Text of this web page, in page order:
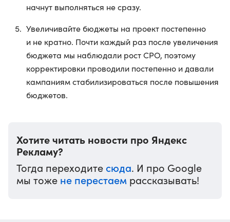
начнут выполняться не сразу.
Увеличивайте бюджеты на проект постепенно
и не кратно. Почти каждый раз после увеличения
бюджета мы наблюдали рост CPO, поэтому
корректировки проводили постепенно и давали
кампаниям стабилизироваться после повышения
бюджетов.
Хотите читать новости про Яндекс
Рекламу?
Тогда переходите сюда. И про Google
мы тоже не перестаем рассказывать!